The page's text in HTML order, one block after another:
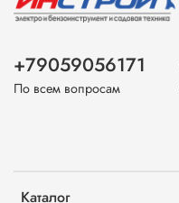
Каталог
+79059056171
По всем вопросам